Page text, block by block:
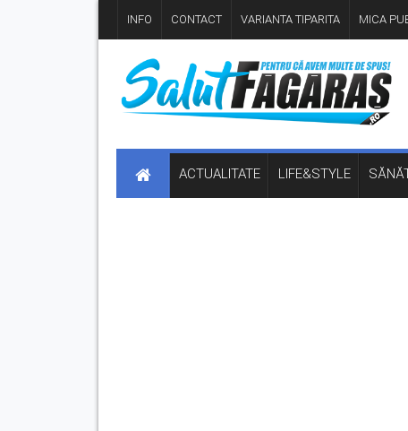
INFO CONTACT VARIANTA TIPARITA MICA
ACTUALITATE LIFE&STYLE